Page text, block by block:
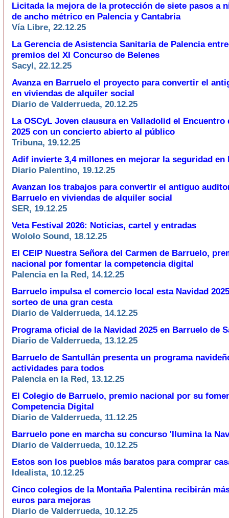
Licitada la mejora de la protección de siete pasos a
de ancho métrico en Palencia y Cantabria
Vía Libre, 22.12.25
La Gerencia de Asistencia Sanitaria de Palencia
premios del XI Concurso de Belenes
Sacyl, 22.12.25
Avanza en Barruelo el proyecto para convertir el
en viviendas de alquiler social
Diario de Valderrueda, 20.12.25
La OSCyL Joven clausura en Valladolid el Encuentro
2025 con un concierto abierto al público
Tribuna, 19.12.25
Adif invierte 3,4 millones en mejorar la seguridad en
Diario Palentino, 19.12.25
Avanzan los trabajos para convertir el antiguo
Barruelo en viviendas de alquiler social
SER, 19.12.25
Veta Festival 2026: Noticias, cartel y entradas
Wololo Sound, 18.12.25
El CEIP Nuestra Señora del Carmen de Barruelo,
nacional por fomentar la competencia digital
Palencia en la Red, 14.12.25
Barruelo impulsa el comercio local esta Navidad
sorteo de una gran cesta
Diario de Valderrueda, 14.12.25
Programa oficial de la Navidad 2025 en Barruelo de
Diario de Valderrueda, 13.12.25
Barruelo de Santullán presenta un programa
actividades para todos
Palencia en la Red, 13.12.25
El Colegio de Barruelo, premio nacional por su
Competencia Digital
Diario de Valderrueda, 11.12.25
Barruelo pone en marcha su concurso 'Ilumina la
Diario de Valderrueda, 10.12.25
Estos son los pueblos más baratos para comprar
Idealista, 10.12.25
Cinco colegios de la Montaña Palentina recibirán
euros para mejoras
Diario de Valderrueda, 10.12.25